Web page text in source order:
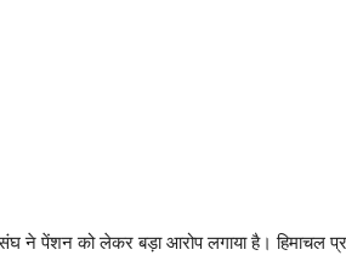
ने पेंशन को लेकर बड़ा आरोप लगाया है। हिमाचल